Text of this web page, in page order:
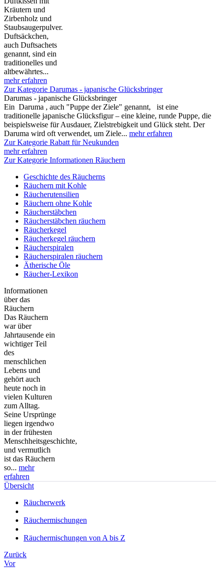
Kräutern und
Zirbenholz und
Staubsaugerpulver.
Duftsäckchen,
auch Duftsachets
genannt, sind ein
traditionelles und
altbewährtes...
mehr erfahren
Zur Kategorie Darumas - japanische Glücksbringer
Darumas - japanische Glücksbringer
Ein Daruma , auch "Puppe der Ziele" genannt, ist eine
traditionelle japanische Glücksfigur – eine kleine, runde Puppe, die
beispielsweise für Ausdauer, Zielstrebigkeit und Glück steht. Der
Daruma wird oft verwendet, um Ziele... mehr erfahren
Zur Kategorie Rabatt für Neukunden
mehr erfahren
Zur Kategorie Informationen Räuchern
Geschichte des Räucherns
Räuchern mit Kohle
Räucherutensilien
Räuchern ohne Kohle
Räucherstäbchen
Räucherstäbchen räuchern
Räucherkegel
Räucherkegel räuchern
Räucherspiralen
Räucherspiralen räuchern
Ätherische Öle
Räucher-Lexikon
Informationen
über das
Räuchern
Das Räuchern
war über
Jahrtausende ein
wichtiger Teil
des
menschlichen
Lebens und
gehört auch
heute noch in
vielen Kulturen
zum Alltag.
Seine Ursprünge
liegen irgendwo
in der frühesten
Menschheitsgeschichte,
und vermutlich
ist das Räuchern
so... mehr
erfahren
Übersicht
Räucherwerk
Räuchermischungen
Räuchermischungen von A bis Z
Zurück
Vor